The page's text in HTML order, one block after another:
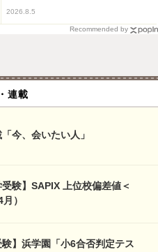
2026.8.5
Recommended by
連載
今、会いたい人」
験】SAPIX 上位校偏差値＜
）
】浜学園「小6合否判定テス